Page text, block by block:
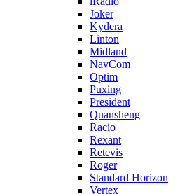
Joker
Kydera
Linton
Midland
NavCom
Optim
Puxing
President
Quansheng
Racio
Rexant
Retevis
Roger
Standard Horizon
Vertex